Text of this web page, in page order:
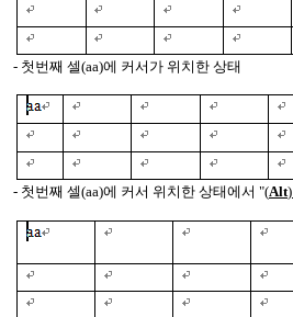
- 첫번째 셀(aa)에 커서가 위치한 상태
- 첫번째 셀(aa)에 커서 위치한 상태에서 "(Alt)